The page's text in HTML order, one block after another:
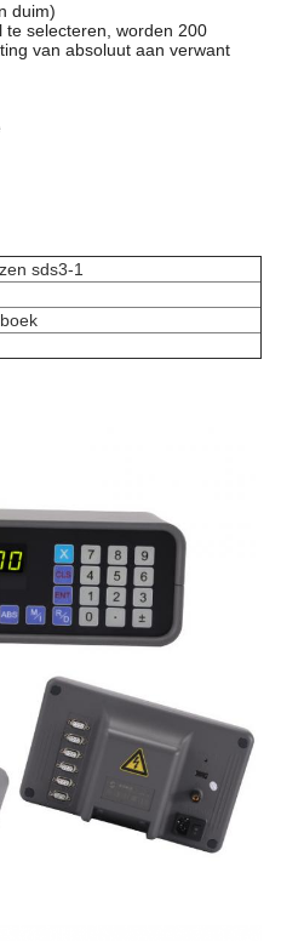
duim)
selecteren, worden 200
van absoluut aan verwant
sds3-1